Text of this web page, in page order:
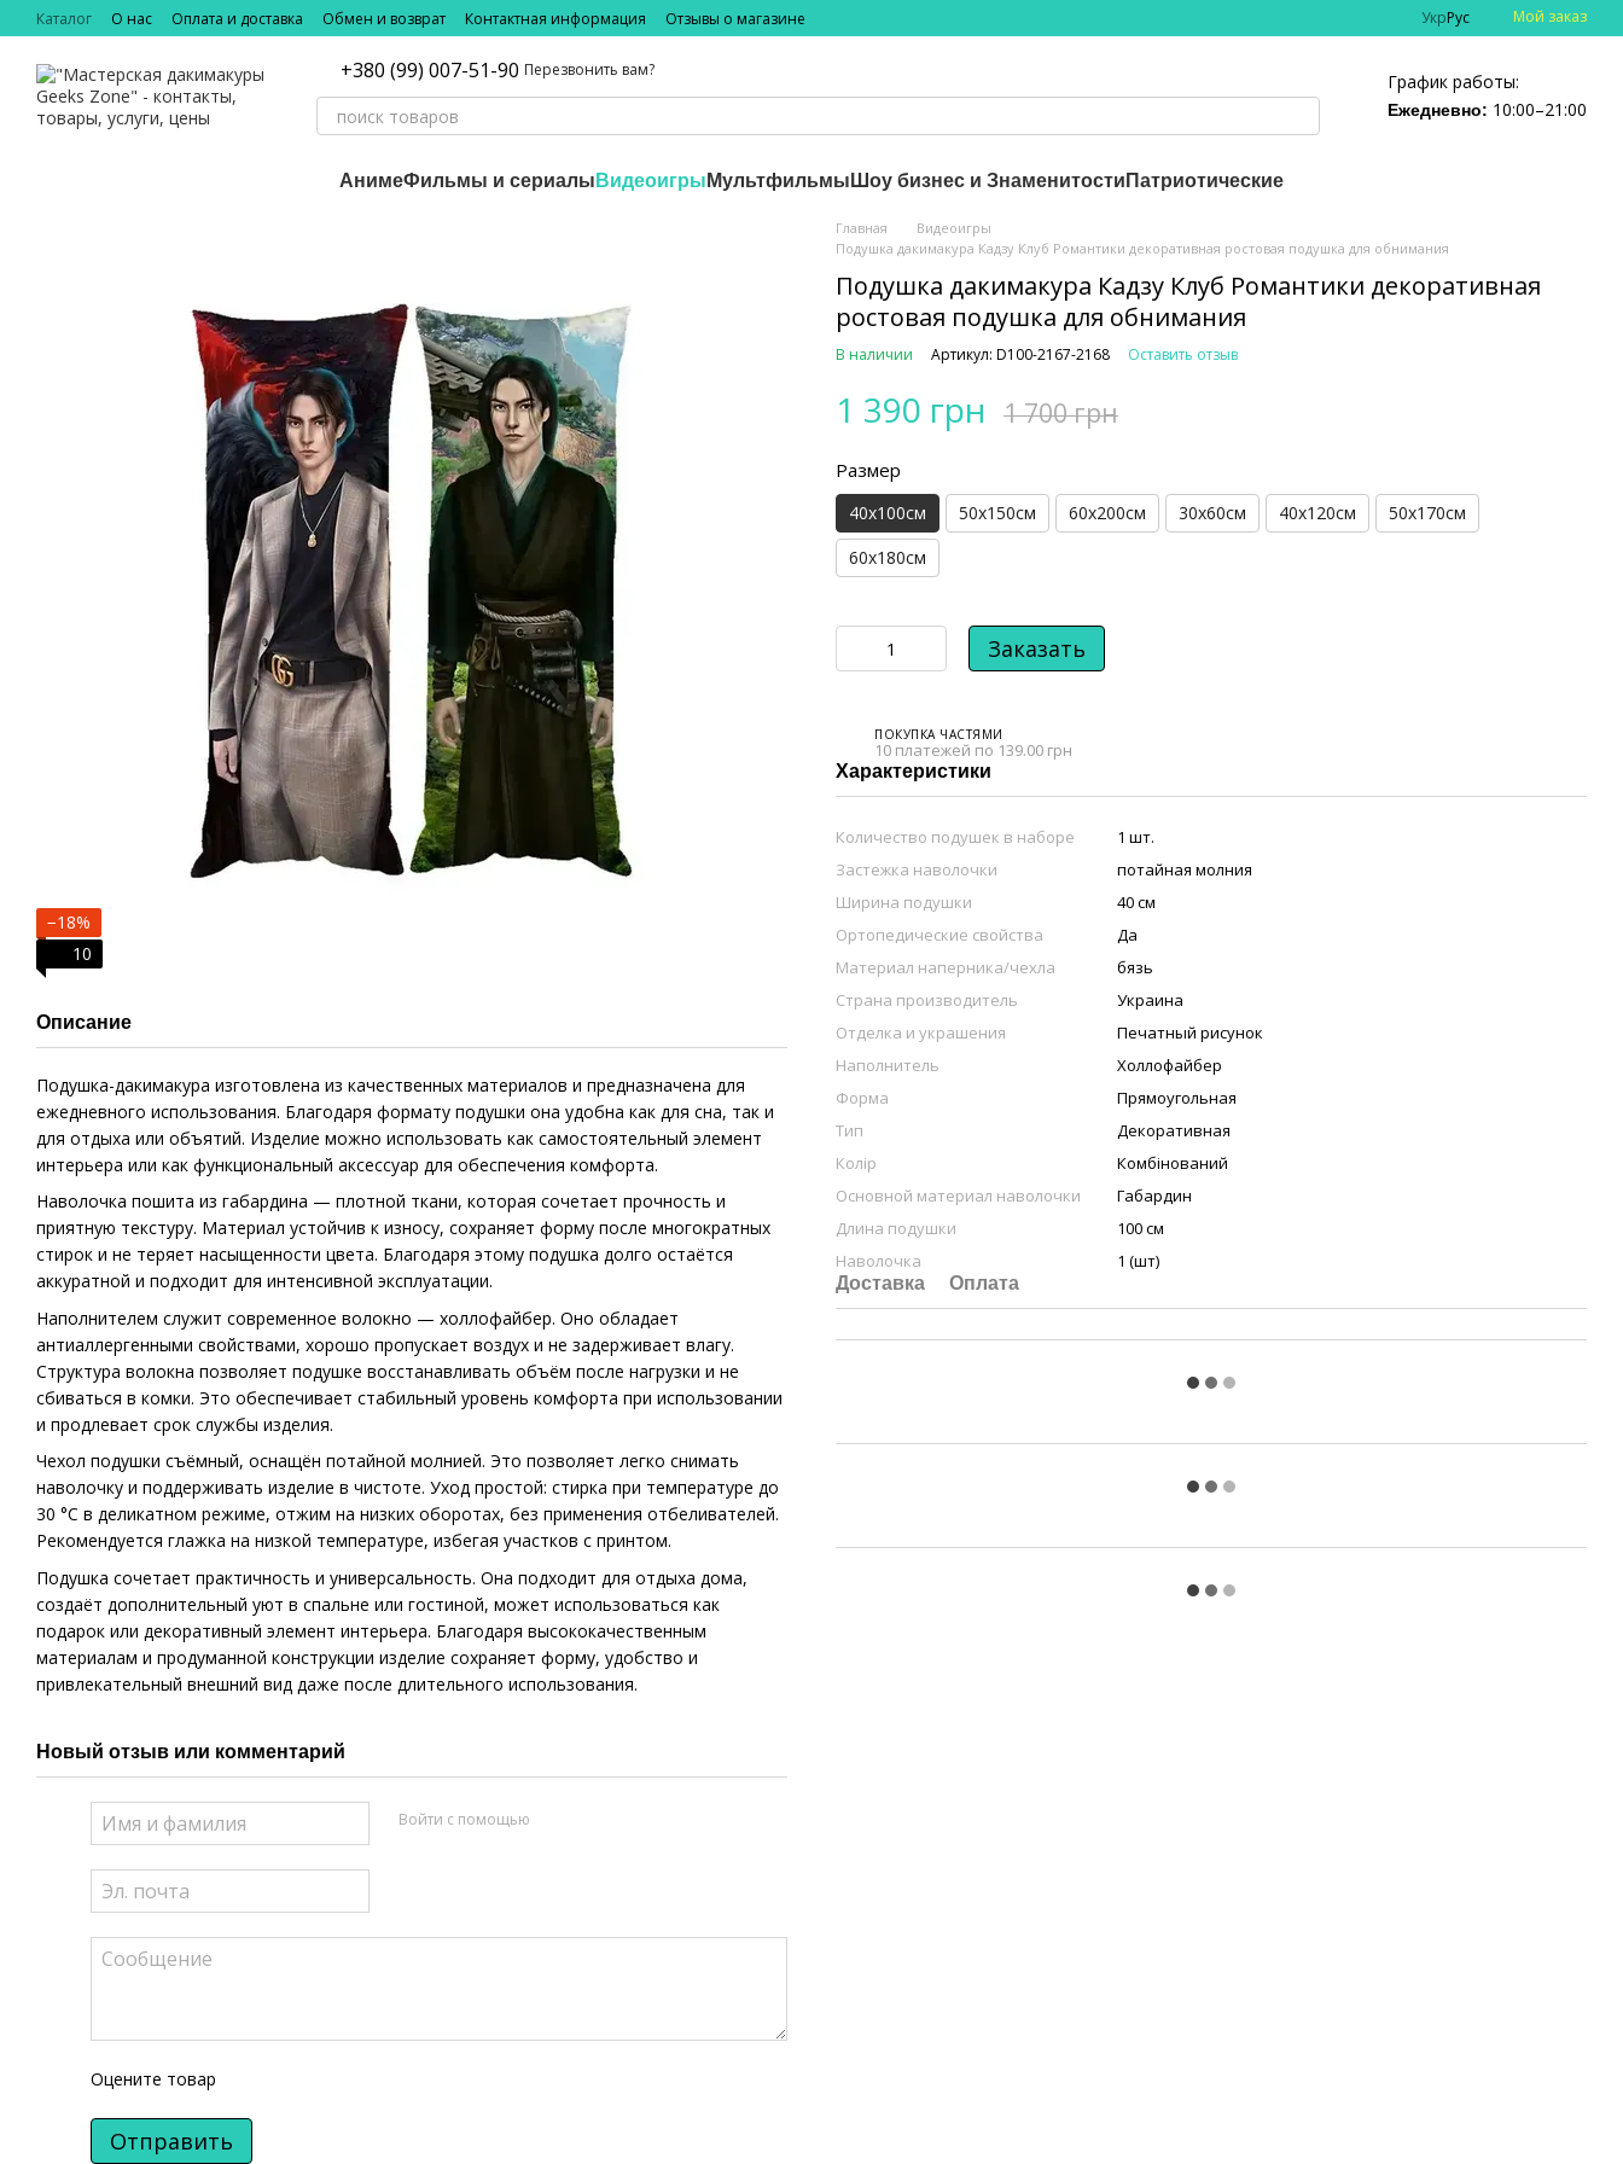
Перейти к основному контенту
Каталог О нас Оплата и доставка Обмен и возврат Контактная информация Отзывы о магазине УкрРус Мой заказ
+380 (99) 007-51-90 Перезвонить вам?
График работы:
Ежедневно: 10:00–21:00
АнимеФильмы и сериалы Видеоигры Мультфильмы Шоу бизнес и Знаменитости Патриотические
−18%
10
Описание
Подушка-дакимакура изготовлена из качественных материалов и предназначена для
ежедневного использования. Благодаря формату подушки она удобна как для сна, так и
для отдыха или объятий. Изделие можно использовать как самостоятельный элемент
интерьера или как функциональный аксессуар для обеспечения комфорта.
Наволочка пошита из габардина — плотной ткани, которая сочетает прочность и
приятную текстуру. Материал устойчив к износу, сохраняет форму после многократных
стирок и не теряет насыщенности цвета. Благодаря этому подушка долго остаётся
аккуратной и подходит для интенсивной эксплуатации.
Наполнителем служит современное волокно — холлофайбер. Оно обладает
антиаллергенными свойствами, хорошо пропускает воздух и не задерживает влагу.
Структура волокна позволяет подушке восстанавливать объём после нагрузки и не
сбиваться в комки. Это обеспечивает стабильный уровень комфорта при использовании
и продлевает срок службы изделия.
Чехол подушки съёмный, оснащён потайной молнией. Это позволяет легко снимать
наволочку и поддерживать изделие в чистоте. Уход простой: стирка при температуре до
30 °C в деликатном режиме, отжим на низких оборотах, без применения отбеливателей.
Рекомендуется глажка на низкой температуре, избегая участков с принтом.
Подушка сочетает практичность и универсальность. Она подходит для отдыха дома,
создаёт дополнительный уют в спальне или гостиной, может использоваться как
подарок или декоративный элемент интерьера. Благодаря высококачественным
материалам и продуманной конструкции изделие сохраняет форму, удобство и
привлекательный внешний вид даже после длительного использования.
Новый отзыв или комментарий
Войти с помощью
Оцените товар
Отправить
Главная
Видеоигры
Подушка дакимакура Кадзу Клуб Романтики декоративная ростовая подушка для обнимания
Подушка дакимакура Кадзу Клуб Романтики декоративная
ростовая подушка для обнимания
В наличии Артикул: D100-2167-2168 Оставить отзыв
1 390 грн 1 700 грн
Размер
40х100см 50х150см 60х200см 30х60см 40х120см
50х170см
60х180см
Заказать
ПОКУПКА ЧАСТЯМИ
10 платежей по 139.00 грн
Характеристики
Количество подушек в наборе
1 шт.
Застежка наволочки
потайная молния
Ширина подушки
40 см
Ортопедические свойства
Да
Материал наперника/чехла
бязь
Страна производитель
Украина
Отделка и украшения
Печатный рисунок
Наполнитель
Холлофайбер
Форма
Прямоугольная
Тип
Декоративная
Колір
Комбінований
Основной материал наволочки
Габардин
Длина подушки
100 см
Наволочка
1 (шт)
Доставка Оплата